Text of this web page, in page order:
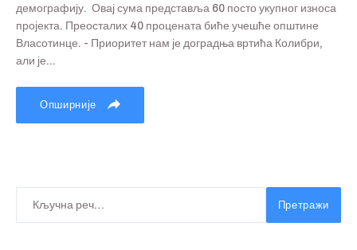
демографију. Овај сума представља 60 посто укупног износа
пројекта. Преосталих 40 процената биће учешће општине
Власотинце. - Приоритет нам је доградња вртића Колибри,
али је...
Опширније
Претражи